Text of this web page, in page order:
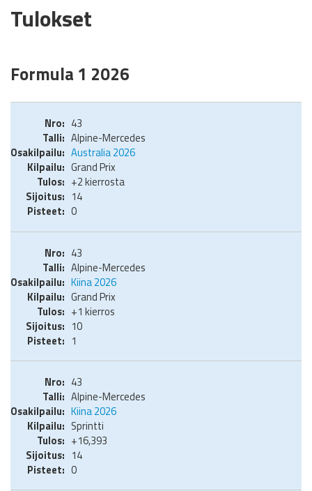
Tulokset
Formula 1 2026
43
Alpine-Mercedes
Australia 2026
Grand Prix
+2 kierrosta
14
0
43
Alpine-Mercedes
Kiina 2026
Grand Prix
+1 kierros
10
1
43
Alpine-Mercedes
Kiina 2026
Sprintti
+16,393
14
0